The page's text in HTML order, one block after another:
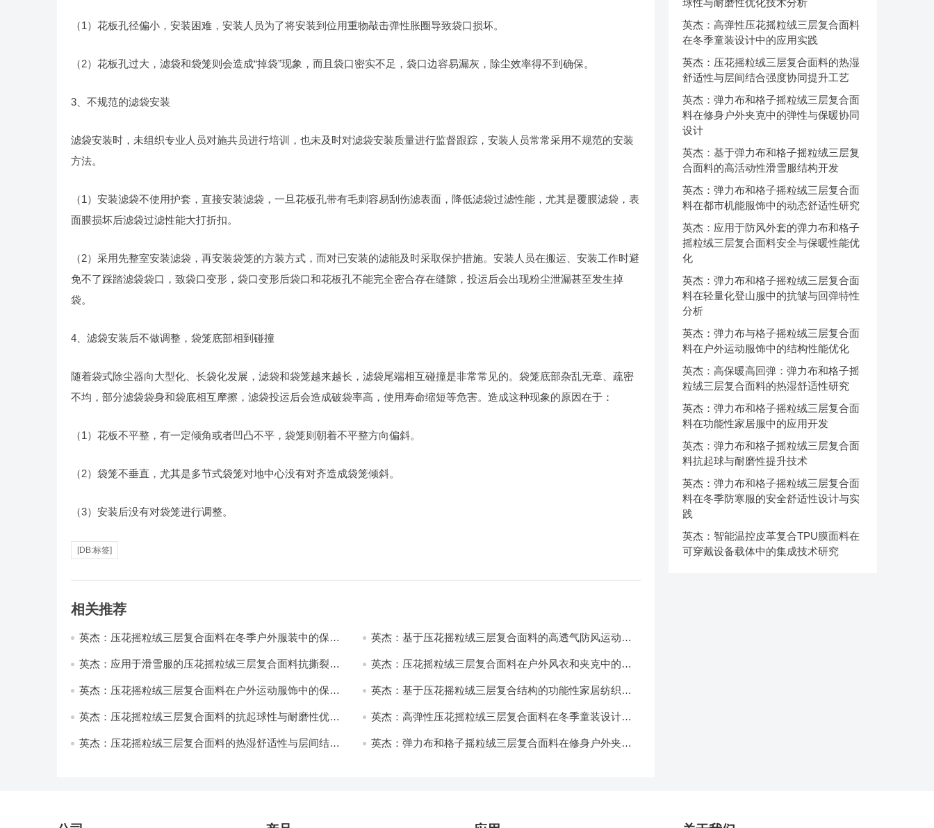
（1）花板孔径偏小，安装困难，安装人员为了将安装到位用重物敲击弹性胀圈导致袋口损坏。
（2）花板孔过大，滤袋和袋笼则会造成“掉袋”现象，而且袋口密实不足，袋口边容易漏灰，除尘效率得不到确保。
3、不规范的滤袋安装
滤袋安装时，未组织专业人员对施共员进行培训，也未及时对滤袋安装质量进行监督跟踪，安装人员常常采用不规范的安装
方法。
（1）安装滤袋不使用护套，直接安装滤袋，一旦花板孔带有毛刺容易刮伤滤表面，降低滤袋过滤性能，尤其是覆膜滤袋，表
面膜损坏后滤袋过滤性能大打折扣。
（2）采用先整室安装滤袋，再安装袋笼的方装方式，而对已安装的滤能及时采取保护措施。安装人员在搬运、安装工作时避
免不了踩踏滤袋袋口，致袋口变形，袋口变形后袋口和花板孔不能完全密合存在缝隙，投运后会出现粉尘泄漏甚至发生掉
袋。
4、滤袋安装后不做调整，袋笼底部相到碰撞
随着袋式除尘器向大型化、长袋化发展，滤袋和袋笼越来越长，滤袋尾端相互碰撞是非常常见的。袋笼底部杂乱无章、疏密
不均，部分滤袋袋身和袋底相互摩擦，滤袋投运后会造成破袋率高，使用寿命缩短等危害。造成这种现象的原因在于：
（1）花板不平整，有一定倾角或者凹凸不平，袋笼则朝着不平整方向偏斜。
（2）袋笼不垂直，尤其是多节式袋笼对地中心没有对齐造成袋笼倾斜。
（3）安装后没有对袋笼进行调整。
[DB:标签]
相关推荐
英杰：压花摇粒绒三层复合面料在冬季户外服装中的保暖
英杰：基于压花摇粒绒三层复合面料的高透气防风运动服
英杰：应用于滑雪服的压花摇粒绒三层复合面料抗撕裂与
英杰：压花摇粒绒三层复合面料在户外风衣和夹克中的应
英杰：压花摇粒绒三层复合面料在户外运动服饰中的保暖
英杰：基于压花摇粒绒三层复合结构的功能性家居纺织品
英杰：压花摇粒绒三层复合面料的抗起球性与耐磨性优化
英杰：高弹性压花摇粒绒三层复合面料在冬季童装设计中
英杰：压花摇粒绒三层复合面料的热湿舒适性与层间结合
英杰：弹力布和格子摇粒绒三层复合面料在修身户外夹克
球性与耐磨性优化技术分析
英杰：高弹性压花摇粒绒三层复合面料
在冬季童装设计中的应用实践
英杰：压花摇粒绒三层复合面料的热湿
舒适性与层间结合强度协同提升工艺
英杰：弹力布和格子摇粒绒三层复合面
料在修身户外夹克中的弹性与保暖协同
设计
英杰：基于弹力布和格子摇粒绒三层复
合面料的高活动性滑雪服结构开发
英杰：弹力布和格子摇粒绒三层复合面
料在都市机能服饰中的动态舒适性研究
英杰：应用于防风外套的弹力布和格子
摇粒绒三层复合面料安全与保暖性能优
化
英杰：弹力布和格子摇粒绒三层复合面
料在轻量化登山服中的抗皱与回弹特性
分析
英杰：弹力布与格子摇粒绒三层复合面
料在户外运动服饰中的结构性能优化
英杰：高保暖高回弹：弹力布和格子摇
粒绒三层复合面料的热湿舒适性研究
英杰：弹力布和格子摇粒绒三层复合面
料在功能性家居服中的应用开发
英杰：弹力布和格子摇粒绒三层复合面
料抗起球与耐磨性提升技术
英杰：弹力布和格子摇粒绒三层复合面
料在冬季防寒服的安全舒适性设计与实
践
英杰：智能温控皮革复合TPU膜面料在
可穿戴设备载体中的集成技术研究